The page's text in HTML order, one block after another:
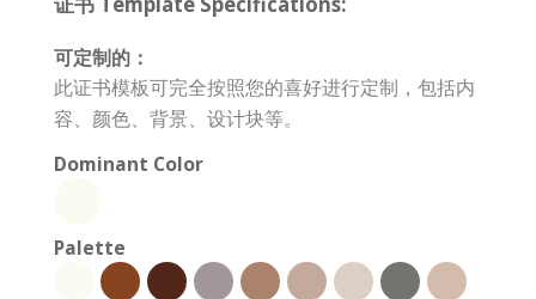
可定制的：
此证书模板可完全按照您的喜好进行定制，包括内
容、颜色、背景、设计块等。
Dominant Color
Palette